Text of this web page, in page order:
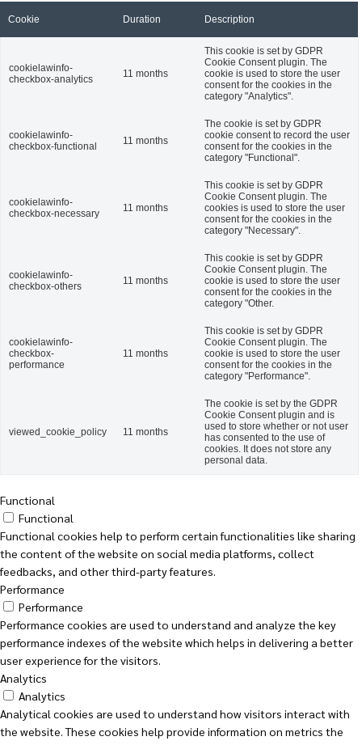
Cookie Duration Description
cookielawinfo-
checkbox-analytics
11 months
This cookie is set by GDPR
Cookie Consent plugin. The
cookie is used to store the user
consent for the cookies in the
category "Analytics".
cookielawinfo-
checkbox-functional
11 months
The cookie is set by GDPR
cookie consent to record the user
consent for the cookies in the
category "Functional".
cookielawinfo-
checkbox-necessary
11 months
This cookie is set by GDPR
Cookie Consent plugin. The
cookies is used to store the user
consent for the cookies in the
category "Necessary".
cookielawinfo-
checkbox-others
11 months
This cookie is set by GDPR
Cookie Consent plugin. The
cookie is used to store the user
consent for the cookies in the
category "Other.
cookielawinfo-
checkbox-
performance
11 months
This cookie is set by GDPR
Cookie Consent plugin. The
cookie is used to store the user
consent for the cookies in the
category "Performance".
viewed_cookie_policy 11 months
The cookie is set by the GDPR
Cookie Consent plugin and is
used to store whether or not user
has consented to the use of
cookies. It does not store any
personal data.
Functional
Functional
Functional cookies help to perform certain functionalities like sharing
the content of the website on social media platforms, collect
feedbacks, and other third-party features.
Performance
Performance
Performance cookies are used to understand and analyze the key
performance indexes of the website which helps in delivering a better
user experience for the visitors.
Analytics
Analytics
Analytical cookies are used to understand how visitors interact with
the website. These cookies help provide information on metrics the